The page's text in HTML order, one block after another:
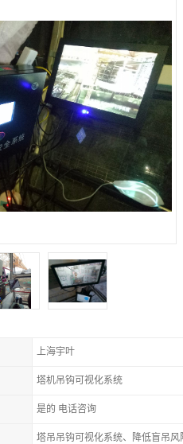
上海宇叶
塔机吊钩可视化系统
是的 电话咨询
塔吊吊钩可视化系统、降低盲吊风